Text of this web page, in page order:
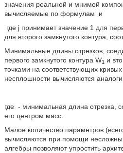
значения реальной и мнимой
вычисляемые по формулам
и
где j принимает значение 1 для
для второго замкнутого контура,
Минимальные длины отрезков,
первого замкнутого контура W1 и
точками на соответствующих
несплошности вычисляются
где - минимальная длина отрезка,
его центром масс.
Малое количество параметров
вычисляются при помощи
алгебры позволяют упростить